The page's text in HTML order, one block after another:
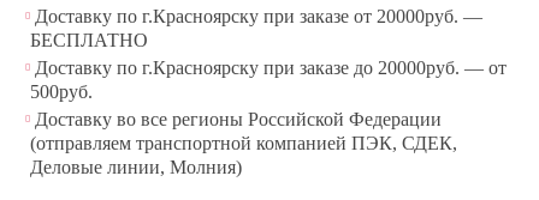
Доставку по г.Красноярску при заказе от 20000руб. —
БЕСПЛАТНО
Доставку по г.Красноярску при заказе до 20000руб. — от
500руб.
Доставку во все регионы Российской Федерации
(отправляем транспортной компанией ПЭК, СДЕК,
Деловые линии, Молния)